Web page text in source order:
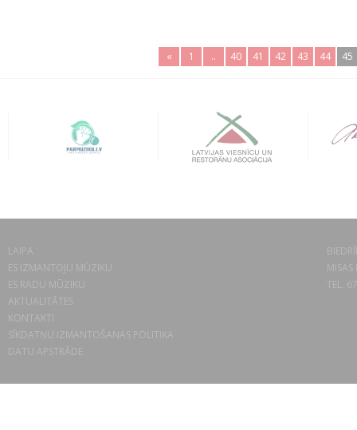
« 1 .. 40 41 42 43 44 45
LAIPA
ES IZMANTOJU MŪZIKU
ES RADU MŪZIKU
AKTUALITĀTES
KONTAKTI
SĪKDATŅU IZMANTOŠANAS POLITIKA
DATU APSTRĀDE
TEL.